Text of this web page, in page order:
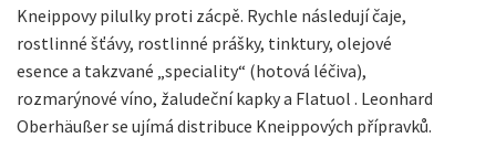
Kneippovy pilulky proti zácpě. Rychle následují čaje,
rostlinné šťávy, rostlinné prášky, tinktury, olejové
esence a takzvané „speciality“ (hotová léčiva),
rozmarýnové víno, žaludeční kapky a Flatuol . Leonhard
Oberhäußer se ujímá distribuce Kneippových přípravků.